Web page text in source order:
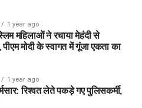
1 year ago
महिलाओं ने रचाया मेहंदी से
पीएम मोदी के स्वागत में गूंजा एकता का
1 year ago
रिश्वत लेते पकड़े गए पुलिसकर्मी,